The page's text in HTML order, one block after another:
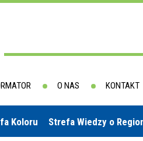
O NAS KONTAKT
Koloru Strefa Wiedzy o